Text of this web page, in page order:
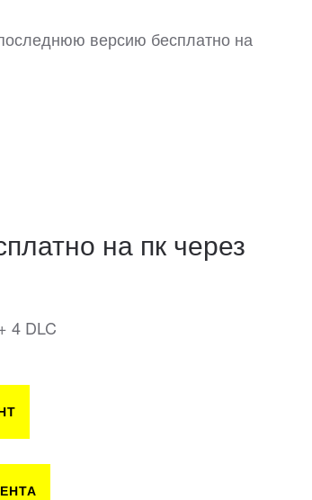
версию бесплатно на
на пк через
4 DLC